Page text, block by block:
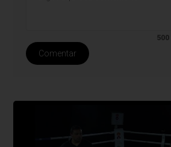
500
Comentar